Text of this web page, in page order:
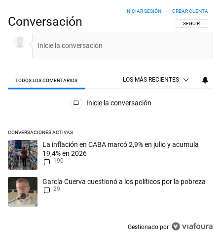
Conversación SIGA ESTA
SEGUIR
INICIAR SESIÓN CREAR CUENTA
TODOS LOS COMENTARIOS LOS MÁS RECIENTES
Todos los comentarios
Inicie la conversación
CONVERSACIONES ACTIVAS
Este listado muestra los artículos con más comentarios en los
Un artículo de tendencia con el título "La inflación en CABA marcó
La inflación en CABA marcó 2,9% en julio y acumula
19,4% en 2026
190
Un artículo de tendencia con el título "García Cuerva cuestionó a los
García Cuerva cuestionó a los políticos por la pobreza
29
Gestionado por